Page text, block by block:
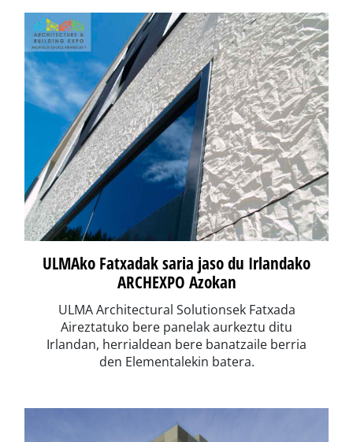
ULMAko Fatxadak saria jaso du Irlandako
ARCHEXPO Azokan
ULMA Architectural Solutionsek Fatxada
Aireztatuko bere panelak aurkeztu ditu
Irlandan, herrialdean bere banatzaile berria
den Elementalekin batera.